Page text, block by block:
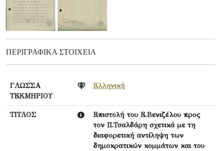
ΠΕΡΙΓΡΑΦΙΚΆ ΣΤΟΙΧΕΊΑ
ΓΛΩΣΣΑ
ΤΕΚΜΗΡΙΟΥ
Ελληνική
ΤΙΤΛΟΣ
Επιστολή του Ε.Βενιζέλου προς
τον Π.Τσαλδάρη σχετικά με τη
διαφορετική αντίληψη των
δημοκρατικών κομμάτων και του